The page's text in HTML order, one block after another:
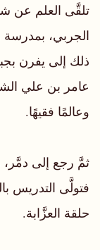
تلقَّى العلم عن
الجربي، بمدرسة
ذلك إلى يفرن
وعالمًا فقيهًا.
ثمَّ رجع إلى دمَّر،
فتولَّى التدريس
حلقة العزَّابة.